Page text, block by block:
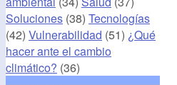
Soluciones (38) Tecnologías
(42) Vulnerabilidad (51) ¿Qué
hacer ante el cambio
climático? (36)